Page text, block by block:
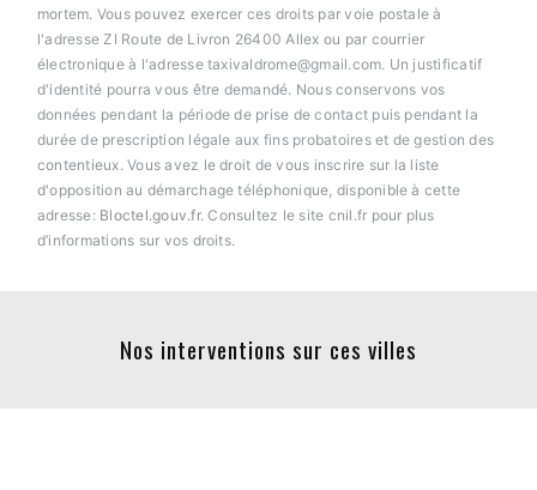
mortem. Vous pouvez exercer ces droits par voie postale à
l'adresse ZI Route de Livron 26400 Allex ou par courrier
électronique à l'adresse taxivaldrome@gmail.com. Un justificatif
d'identité pourra vous être demandé. Nous conservons vos
données pendant la période de prise de contact puis pendant la
durée de prescription légale aux fins probatoires et de gestion des
contentieux. Vous avez le droit de vous inscrire sur la liste
d'opposition au démarchage téléphonique, disponible à cette
adresse: Bloctel.gouv.fr. Consultez le site cnil.fr pour plus
d’informations sur vos droits.
Nos interventions sur ces villes